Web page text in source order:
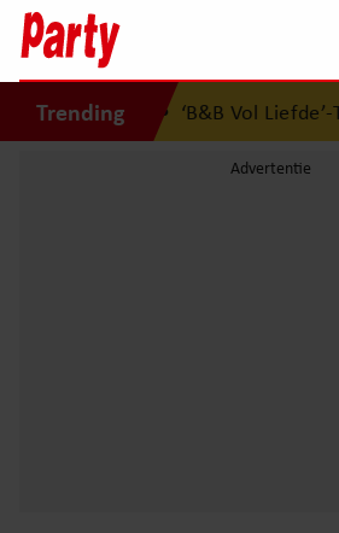
Trending
eerste ‘B&B Vol Liefde’-